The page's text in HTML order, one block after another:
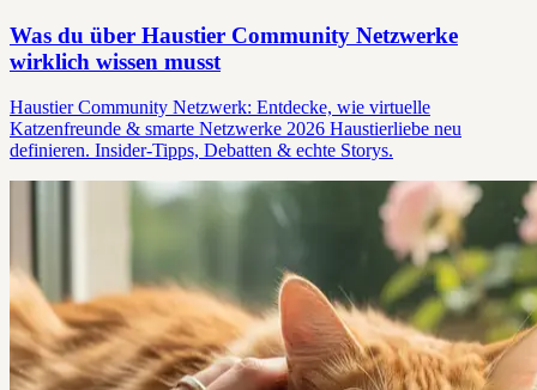
Was du über Haustier Community Netzwerke
wirklich wissen musst
Haustier Community Netzwerk: Entdecke, wie virtuelle
Katzenfreunde & smarte Netzwerke 2026 Haustierliebe neu
definieren. Insider-Tipps, Debatten & echte Storys.